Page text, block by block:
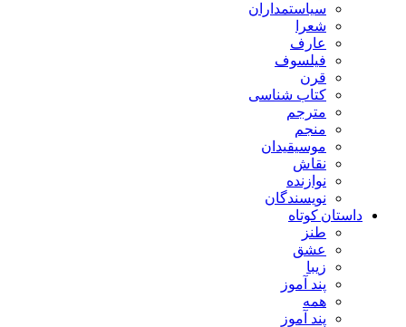
سیاستمداران
شعرا
عارف
فیلسوف
قرن
کتاب شناسی
مترجم
منجم
موسیقیدان
نقاش
نوازنده
نویسندگان
داستان کوتاه
طنز
عشق
زیبا
پند آموز
همه
پند آموز